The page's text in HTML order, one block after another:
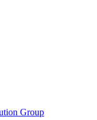
Group